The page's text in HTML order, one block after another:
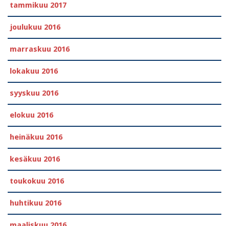
tammikuu 2017
joulukuu 2016
marraskuu 2016
lokakuu 2016
syyskuu 2016
elokuu 2016
heinäkuu 2016
kesäkuu 2016
toukokuu 2016
huhtikuu 2016